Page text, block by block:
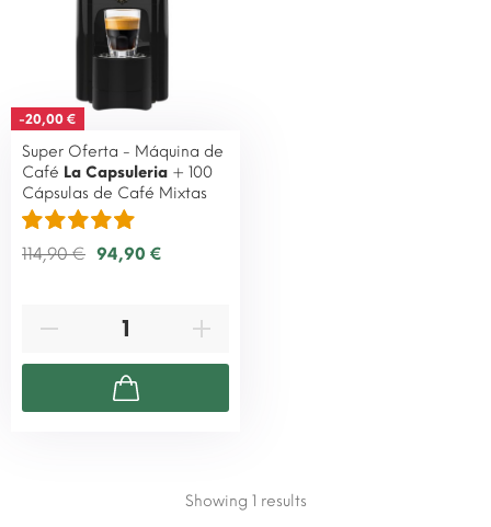
-20,00 €
Super Oferta - Máquina de
Café La Capsuleria + 100
Cápsulas de Café Mixtas
114,90 € 94,90 €
Showing 1 results